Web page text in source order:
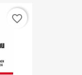
favorite_border